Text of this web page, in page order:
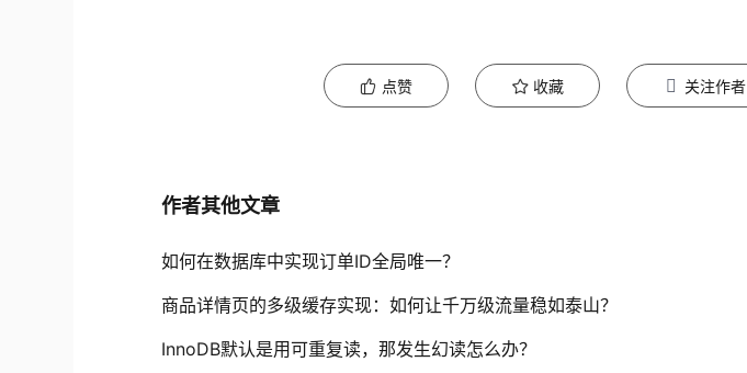
点赞 收藏 关注作者
作者其他文章
如何在数据库中实现订单ID全局唯一？
商品详情页的多级缓存实现：如何让千万级流量稳如泰山？
InnoDB默认是用可重复读，那发生幻读怎么办？